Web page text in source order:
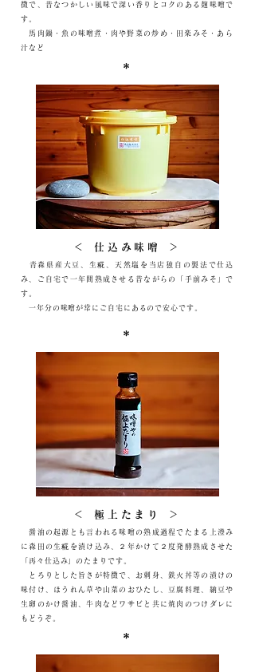
徴で、昔なつかしい風味で深い香りとコクのある麹味噌で
す。
馬肉鍋・魚の味噌煮・​肉や野菜の炒め・田楽みそ・あら
汁など
＜ 仕込み味噌 ＞
青森県産大豆、生糀、天然塩を当店独自の製法で仕込
み、ご自宅で一年間熟成させる昔ながらの「手前みそ」で
す。
​ 一年分の味噌が常にご自宅にあるので安心です。
＜ 極上たまり ＞
醤油の起源とも言われる味噌の熟成過程でたまる上澄み
に森田の生糀を漬け込み、２年かけて２度発酵熟成させた
「再々仕込み」のたまりです。
とろりとした旨さが特徴で、お刺身、鉄火丼等の漬けの
味付け、ほうれん草や山菜のおひたし、豆腐料理、納豆や
生卵のかけ醤油、牛肉などワサビと共に焼肉のつけダレに
もどうぞ。
＊
＊
＊